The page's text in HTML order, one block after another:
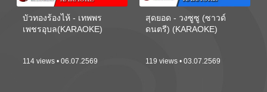
บัวทองร้องไห้ - เทพพร
เพชรอุบล(KARAOKE)
114 views • 06.07.2569
สุดยอด - วงซูซู (ซาวด์
ดนตรี) (KARAOKE)
119 views • 03.07.2569